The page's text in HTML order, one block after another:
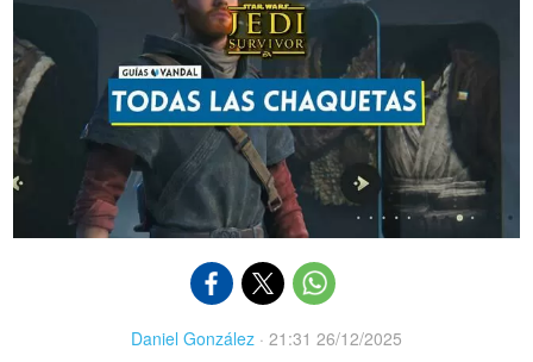
Daniel González · 21:31 26/12/2025